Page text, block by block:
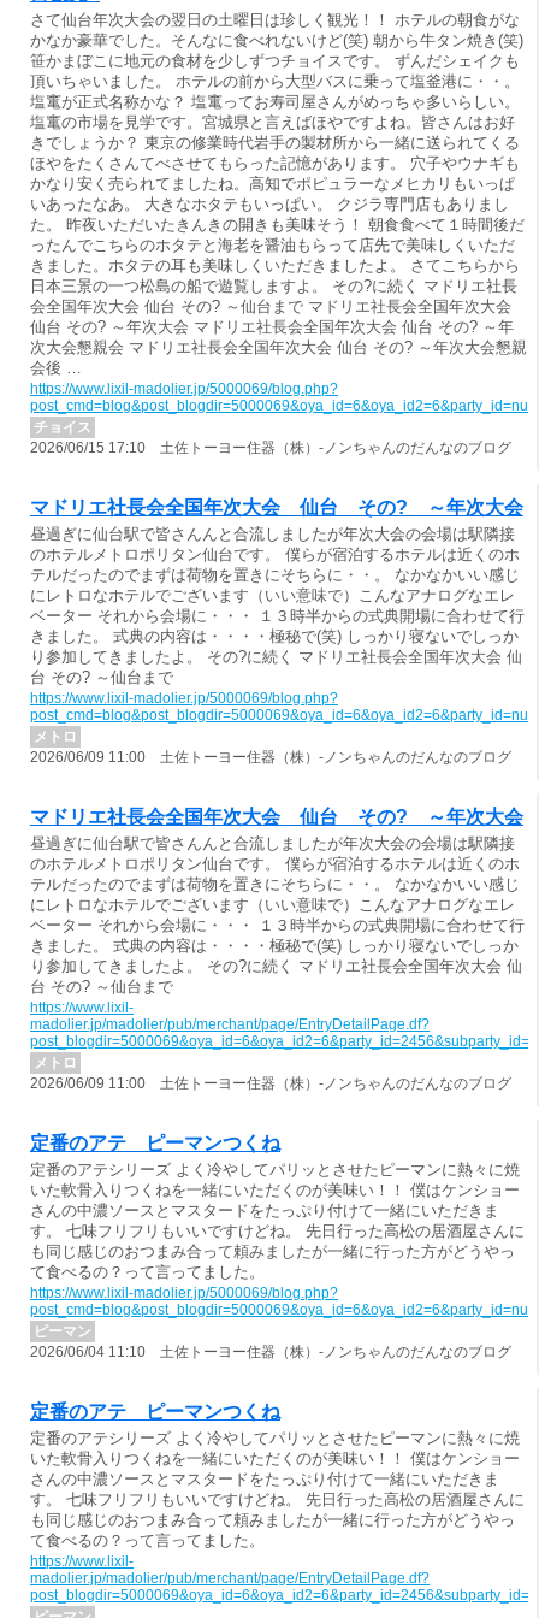
さて仙台年次大会の翌日の土曜日は珍しく観光！！ ホテルの朝食がな
かなか豪華でした。そんなに食べれないけど(笑) 朝から牛タン焼き(笑)
笹かまぼこに地元の食材を少しずつチョイスです。 ずんだシェイクも
頂いちゃいました。 ホテルの前から大型バスに乗って塩釜港に・・。
塩竃が正式名称かな？ 塩竃ってお寿司屋さんがめっちゃ多いらしい。
塩竃の市場を見学です。宮城県と言えばほやですよね。皆さんはお好
きでしょうか？ 東京の修業時代岩手の製材所から一緒に送られてくる
ほやをたくさんてべさせてもらった記憶があります。 穴子やウナギも
かなり安く売られてましたね。高知でポピュラーなメヒカリもいっぱ
いあったなあ。 大きなホタテもいっぱい。 クジラ専門店もありまし
た。 昨夜いただいたきんきの開きも美味そう！ 朝食食べて１時間後だ
ったんでこちらのホタテと海老を醤油もらって店先で美味しくいただ
きました。ホタテの耳も美味しくいただきましたよ。 さてこちらから
日本三景の一つ松島の船で遊覧しますよ。 その?に続く マドリエ社長
会全国年次大会 仙台 その? ～仙台まで マドリエ社長会全国年次大会
仙台 その? ～年次大会 マドリエ社長会全国年次大会 仙台 その? ～年
次大会懇親会 マドリエ社長会全国年次大会 仙台 その? ～年次大会懇親
会後 …
https://www.lixil-madolier.jp/5000069/blog.php?
チョイス
2026/06/15 17:10 土佐トーヨー住器（株）-ノンちゃんのだんなのブログ
マドリエ社長会全国年次大会 仙台 その? ～年次大会
昼過ぎに仙台駅で皆さんんと合流しましたが年次大会の会場は駅隣接
のホテルメトロポリタン仙台です。 僕らが宿泊するホテルは近くのホ
テルだったのでまずは荷物を置きにそちらに・・。 なかなかいい感じ
にレトロなホテルでございます（いい意味で）こんなアナログなエレ
ベーター それから会場に・・・ １３時半からの式典開場に合わせて行
きました。 式典の内容は・・・・極秘で(笑) しっかり寝ないでしっか
り参加してきましたよ。 その?に続く マドリエ社長会全国年次大会 仙
台 その? ～仙台まで
https://www.lixil-madolier.jp/5000069/blog.php?
メトロ
2026/06/09 11:00 土佐トーヨー住器（株）-ノンちゃんのだんなのブログ
マドリエ社長会全国年次大会 仙台 その? ～年次大会
昼過ぎに仙台駅で皆さんんと合流しましたが年次大会の会場は駅隣接
のホテルメトロポリタン仙台です。 僕らが宿泊するホテルは近くのホ
テルだったのでまずは荷物を置きにそちらに・・。 なかなかいい感じ
にレトロなホテルでございます（いい意味で）こんなアナログなエレ
ベーター それから会場に・・・ １３時半からの式典開場に合わせて行
きました。 式典の内容は・・・・極秘で(笑) しっかり寝ないでしっか
り参加してきましたよ。 その?に続く マドリエ社長会全国年次大会 仙
台 その? ～仙台まで
https://www.lixil-
madolier.jp/madolier/pub/merchant/page/EntryDetailPage.df?
メトロ
2026/06/09 11:00 土佐トーヨー住器（株）-ノンちゃんのだんなのブログ
定番のアテ ピーマンつくね
定番のアテシリーズ よく冷やしてパリッとさせたピーマンに熱々に焼
いた軟骨入りつくねを一緒にいただくのが美味い！！ 僕はケンショー
さんの中濃ソースとマスタードをたっぷり付けて一緒にいただきま
す。 七味フリフリもいいですけどね。 先日行った高松の居酒屋さんに
も同じ感じのおつまみ合って頼みましたが一緒に行った方がどうやっ
て食べるの？って言ってました。
https://www.lixil-madolier.jp/5000069/blog.php?
ピーマン
2026/06/04 11:10 土佐トーヨー住器（株）-ノンちゃんのだんなのブログ
定番のアテ ピーマンつくね
定番のアテシリーズ よく冷やしてパリッとさせたピーマンに熱々に焼
いた軟骨入りつくねを一緒にいただくのが美味い！！ 僕はケンショー
さんの中濃ソースとマスタードをたっぷり付けて一緒にいただきま
す。 七味フリフリもいいですけどね。 先日行った高松の居酒屋さんに
も同じ感じのおつまみ合って頼みましたが一緒に行った方がどうやっ
て食べるの？って言ってました。
https://www.lixil-
madolier.jp/madolier/pub/merchant/page/EntryDetailPage.df?